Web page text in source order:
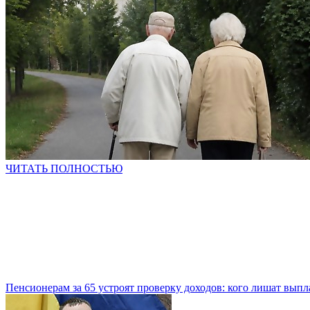
ЧИТАТЬ ПОЛНОСТЬЮ
Пенсионерам за 65 устроят проверку доходов: кого лишат